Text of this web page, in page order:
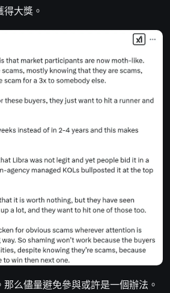
大獎。
么儘量避免參與或許是一個辦法。